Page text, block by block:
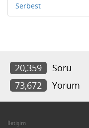
Serbest
20,359 Soru
73,672
Yorum
İletişim